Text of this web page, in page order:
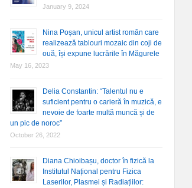
January 9, 2024
Nina Poșan, unicul artist român care
realizează tablouri mozaic din coji de
ouă, își expune lucrările în Măgurele
May 16, 2023
Delia Constantin: “Talentul nu e
suficient pentru o carieră în muzică, e
nevoie de foarte multă muncă și de
un pic de noroc”
October 26, 2022
Diana Chioibașu, doctor în fizică la
Institutul Național pentru Fizica
Laserilor, Plasmei și Radiațiilor: